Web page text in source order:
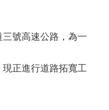
號高速公路，為一
正進行道路拓寬工